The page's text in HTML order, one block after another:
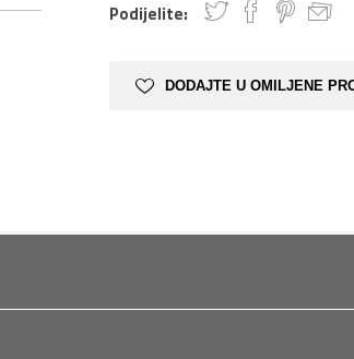
Podijelite:
DODAJTE U OMILJENE